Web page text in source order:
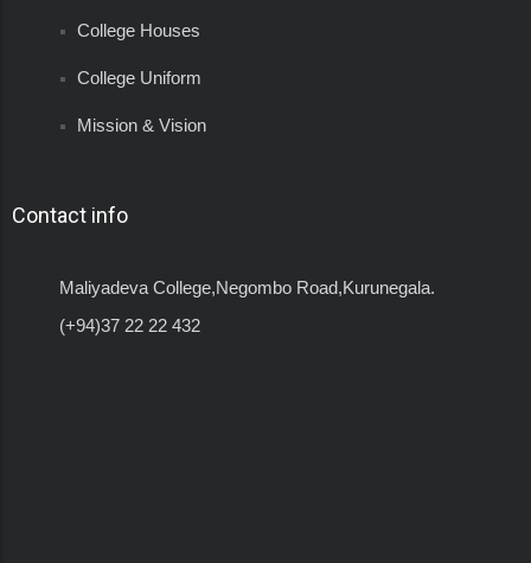
College Houses
College Uniform
Mission & Vision
Contact info
Maliyadeva College,Negombo Road,Kurunegala.
(+94)37 22 22 432